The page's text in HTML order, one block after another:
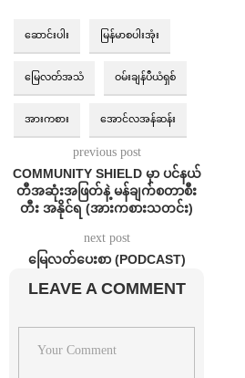
ဆောင်းပါး မြန်မာစပါးအုံး
မြေလတ်အသံ ဝမ်းချန်ပီယံရှစ်
အားကစား အောင်လအန်ဆန်း
previous post
COMMUNITY SHIELD မှာ ပင်နယ်
တီအဆုံးအဖြတ်နဲ့ မန်ချက်စတာစီး
တီး အနိုင်ရ (အားကစားသတင်း)
next post
မြေလတ်ပေးစာ (PODCAST)
LEAVE A COMMENT